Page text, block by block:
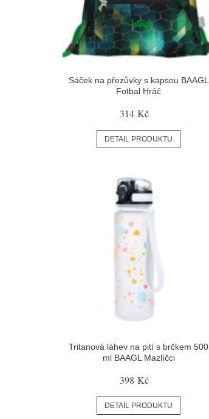
Sáček na přezůvky s kapsou BAAGL
Fotbal Hráč
314 Kč
DETAIL PRODUKTU
Tritanová láhev na pití s brčkem 500
ml BAAGL Mazlíčci
398 Kč
DETAIL PRODUKTU